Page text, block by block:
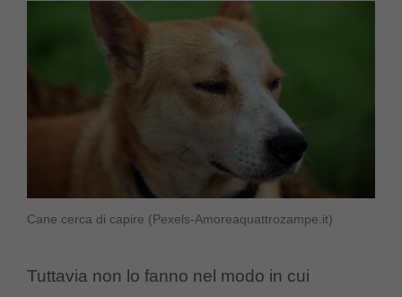
Cane cerca di capire (Pexels-Amoreaquattrozampe.it)
Tuttavia non lo fanno nel modo in cui